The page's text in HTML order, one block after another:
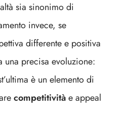
sia sinonimo di
invece, se
differente e positiva
una precisa evoluzione:
è un elemento di
competitivitàe appeal